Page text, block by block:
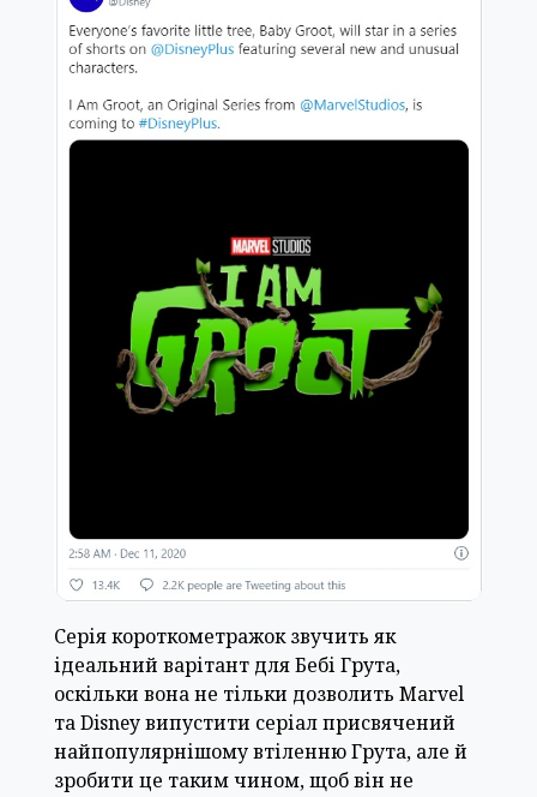
Серія короткометражок звучить як
ідеальний варітант для Бебі Грута,
оскільки вона не тільки дозволить Marvel
та Disney випустити серіал присвячений
найпопулярнішому втіленню Грута, але й
зробити це таким чином, щоб він не